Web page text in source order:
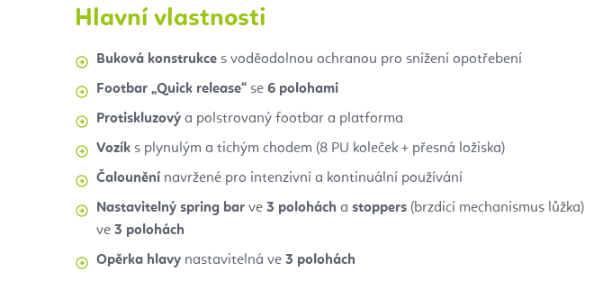
Hlavní vlastnosti
Buková konstrukce s voděodolnou ochranou pro snížení opotřebení
Footbar „Quick release“ se 6 polohami
Protiskluzový a polstrovaný footbar a platforma
Vozík s plynulým a tichým chodem (8 PU koleček + přesná ložiska)
Čalounění navržené pro intenzivní a kontinuální používání
Nastavitelný spring bar ve 3 polohách a stoppers (brzdicí mechanismus lůžka)
ve 3 polohách
Opěrka hlavy nastavitelná ve 3 polohách